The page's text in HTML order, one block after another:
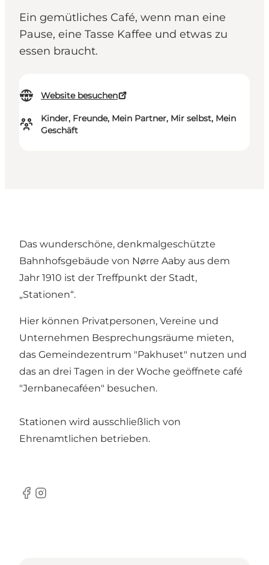
Ein gemütliches Café, wenn man eine
Pause, eine Tasse Kaffee und etwas zu
essen braucht.
Website besuchen
Kinder, Freunde, Mein Partner, Mir selbst, Mein
Geschäft
Das wunderschöne, denkmalgeschützte
Bahnhofsgebäude von Nørre Aaby aus dem
Jahr 1910 ist der Treffpunkt der Stadt,
„Stationen“.
Hier können Privatpersonen, Vereine und
Unternehmen Besprechungsräume mieten,
das Gemeindezentrum "Pakhuset" nutzen und
das an drei Tagen in der Woche geöffnete café
"Jernbanecaféen" besuchen.
Stationen wird ausschließlich von
Ehrenamtlichen betrieben.
Facebook
Instagram